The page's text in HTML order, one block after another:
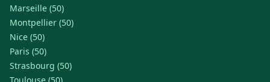
Marseille (50)
Montpellier (50)
Nice (50)
Paris (50)
Strasbourg (50)